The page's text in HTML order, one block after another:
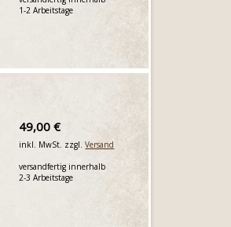
1-2 Arbeitstage
49,00 €
inkl. MwSt. zzgl.Versand
versandfertig innerhalb
2-3 Arbeitstage